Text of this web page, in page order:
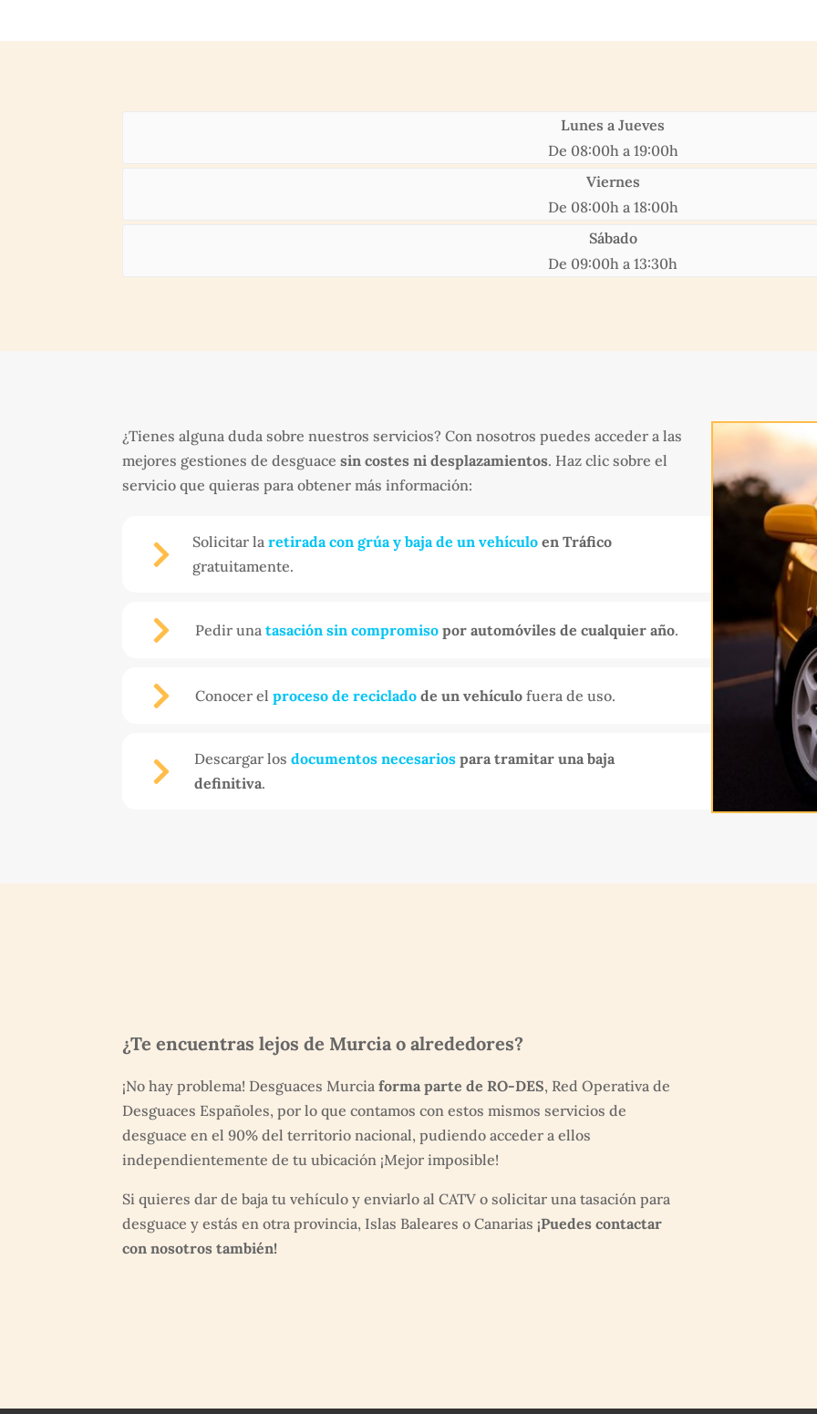
Lunes a Jueves
De 08:00h a 19:00h
Viernes
De 08:00h a 18:00h
Sábado
De 09:00h a 13:30h
¿Tienes alguna duda sobre nuestros servicios? Con nosotros puedes acceder a las
mejores gestiones de desguacesin costes ni desplazamientos. Haz clic sobre el
servicio que quieras para obtener más información:
 Solicitar laretirada con grúa y baja de un vehículo en Tráfico
gratuitamente.
 Pedir una tasación sin compromisopor automóviles de cualquier año.
 Conocer el proceso de recicladode un vehículofuera de uso.
 Descargar losdocumentos necesarios para tramitar una baja
definitiva.
¿Te encuentras lejos de Murcia o alrededores?
¡No hay problema! Desguaces Murciaforma parte de RO-DES, Red Operativa de
Desguaces Españoles, por lo que contamos con estos mismos servicios de
desguace en el 90% del territorio nacional, pudiendo acceder a ellos
independientemente de tu ubicación ¡Mejor imposible!
Si quieres dar de baja tu vehículo y enviarlo al CATV o solicitar una tasación para
desguace y estás en otra provincia, Islas Baleares o Canarias ¡Puedes contactar
con nosotros también!